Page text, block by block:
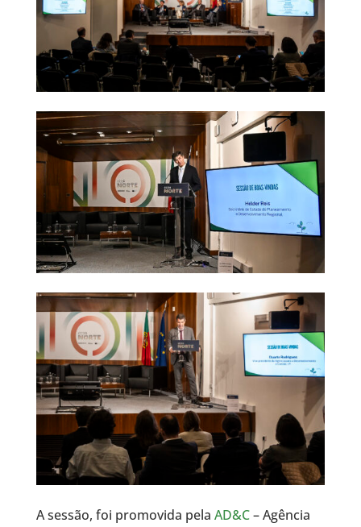
A sessão, foi promovida pela AD&C– Agência